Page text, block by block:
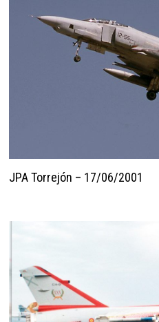
JPA Torrejón – 17/06/2001